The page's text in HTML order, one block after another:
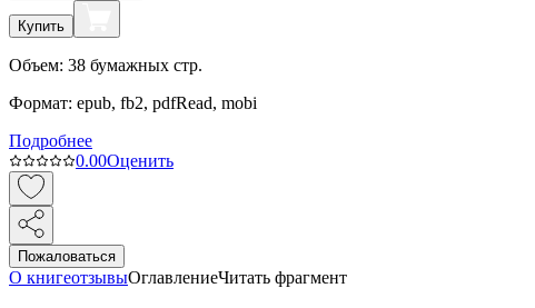
Купить
Объем: 38 бумажных стр.
Формат: epub, fb2, pdfRead, mobi
Подробнее
0.00Оценить
Пожаловаться
О книгеотзывыОглавлениеЧитать фрагмент